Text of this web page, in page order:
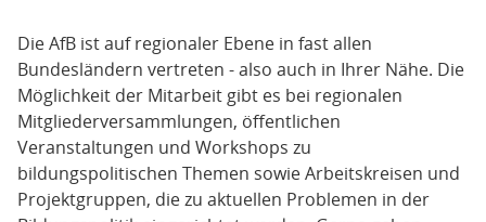
Die AfB ist auf regionaler Ebene in fast allen
Bundesländern vertreten - also auch in Ihrer Nähe. Die
Möglichkeit der Mitarbeit gibt es bei regionalen
Mitgliederversammlungen, öffentlichen
Veranstaltungen und Workshops zu
bildungspolitischen Themen sowie Arbeitskreisen und
Projektgruppen, die zu aktuellen Problemen in der